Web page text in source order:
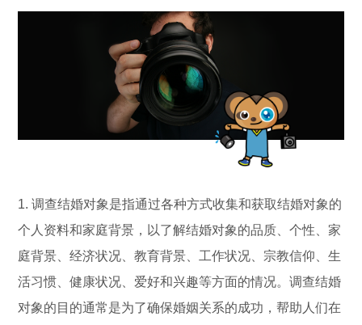
1. 调查结婚对象是指通过各种方式收集和获取结婚对象的
个人资料和家庭背景，以了解结婚对象的品质、个性、家
庭背景、经济状况、教育背景、工作状况、宗教信仰、生
活习惯、健康状况、爱好和兴趣等方面的情况。调查结婚
对象的目的通常是为了确保婚姻关系的成功，帮助人们在